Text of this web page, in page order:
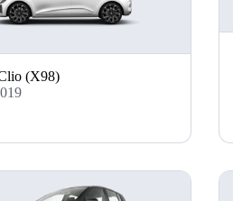
(X98)